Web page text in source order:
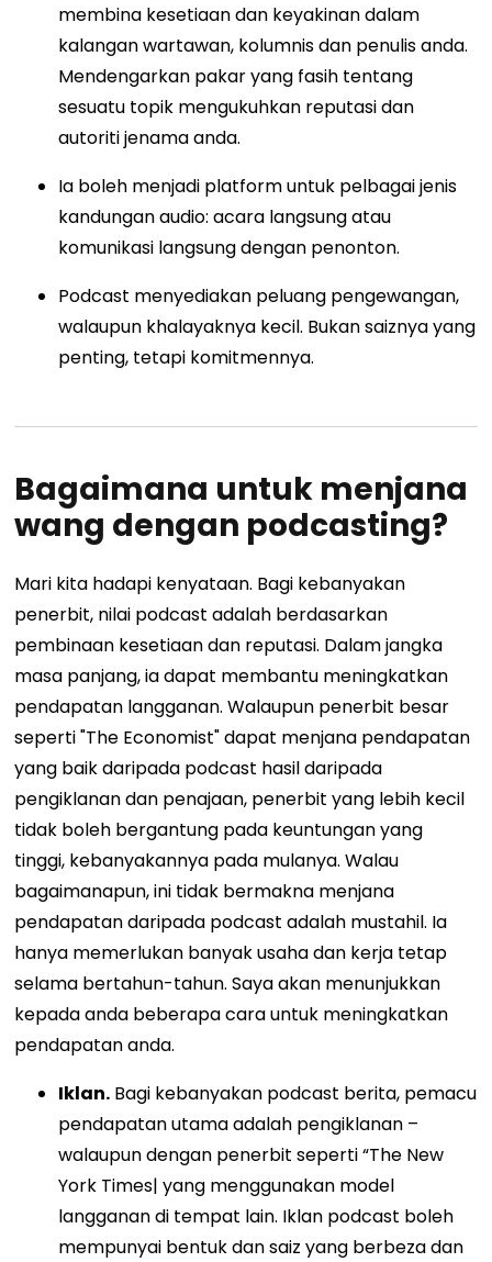
membina kesetiaan dan keyakinan dalam
kalangan wartawan, kolumnis dan penulis anda.
Mendengarkan pakar yang fasih tentang
sesuatu topik mengukuhkan reputasi dan
autoriti jenama anda.
Ia boleh menjadi platform untuk pelbagai jenis
kandungan audio: acara langsung atau
komunikasi langsung dengan penonton.
Podcast menyediakan peluang pengewangan,
walaupun khalayaknya kecil. Bukan saiznya yang
penting, tetapi komitmennya.
Bagaimana untuk menjana
wang dengan podcasting?
Mari kita hadapi kenyataan. Bagi kebanyakan
penerbit, nilai podcast adalah berdasarkan
pembinaan kesetiaan dan reputasi. Dalam jangka
masa panjang, ia dapat membantu meningkatkan
pendapatan langganan. Walaupun penerbit besar
seperti "The Economist" dapat menjana pendapatan
yang baik daripada podcast hasil daripada
pengiklanan dan penajaan, penerbit yang lebih kecil
tidak boleh bergantung pada keuntungan yang
tinggi, kebanyakannya pada mulanya. Walau
bagaimanapun, ini tidak bermakna menjana
pendapatan daripada podcast adalah mustahil. Ia
hanya memerlukan banyak usaha dan kerja tetap
selama bertahun-tahun. Saya akan menunjukkan
kepada anda beberapa cara untuk meningkatkan
pendapatan anda.
Iklan. Bagi kebanyakan podcast berita, pemacu
pendapatan utama adalah pengiklanan –
walaupun dengan penerbit seperti “The New
York Times| yang menggunakan model
langganan di tempat lain. Iklan podcast boleh
mempunyai bentuk dan saiz yang berbeza dan